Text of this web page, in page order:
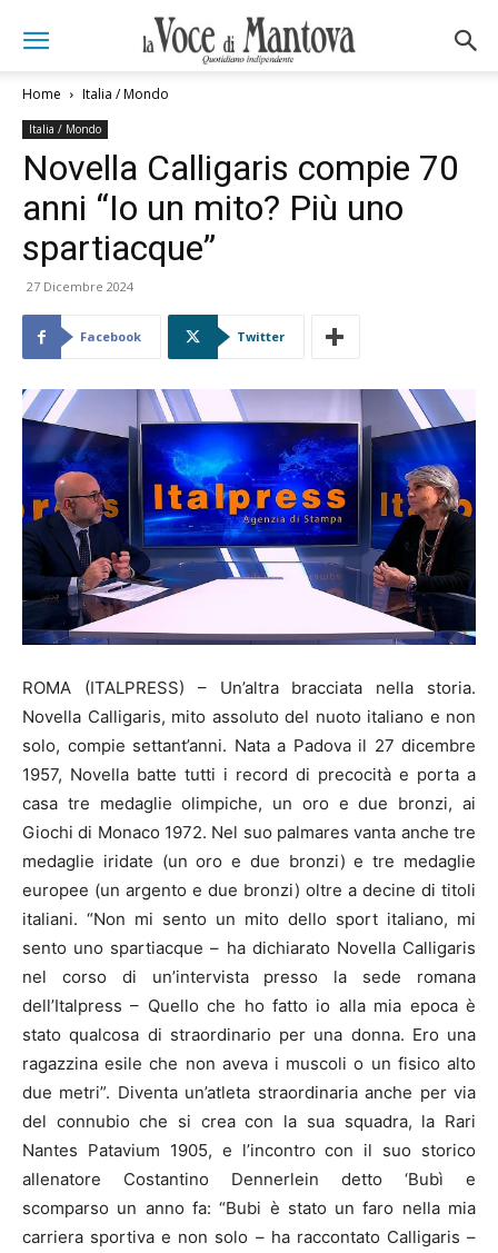
Home Italia / Mondo
Italia / Mondo
Novella Calligaris compie 70
anni “Io un mito? Più uno
spartiacque”
27 Dicembre 2024
Facebook Twitter
ROMA (ITALPRESS) – Un’altra bracciata nella storia.
Novella Calligaris, mito assoluto del nuoto italiano e non
solo, compie settant’anni. Nata a Padova il 27 dicembre
1957, Novella batte tutti i record di precocità e porta a
casa tre medaglie olimpiche, un oro e due bronzi, ai
Giochi di Monaco 1972. Nel suo palmares vanta anche tre
medaglie iridate (un oro e due bronzi) e tre medaglie
europee (un argento e due bronzi) oltre a decine di titoli
italiani. “Non mi sento un mito dello sport italiano, mi
sento uno spartiacque – ha dichiarato Novella Calligaris
nel corso di un’intervista presso la sede romana
dell’Italpress – Quello che ho fatto io alla mia epoca è
stato qualcosa di straordinario per una donna. Ero una
ragazzina esile che non aveva i muscoli o un fisico alto
due metri”. Diventa un’atleta straordinaria anche per via
del connubio che si crea con la sua squadra, la Rari
Nantes Patavium 1905, e l’incontro con il suo storico
allenatore Costantino Dennerlein detto ‘Bubì e
scomparso un anno fa: “Bubi è stato un faro nella mia
carriera sportiva e non solo – ha raccontato Calligaris –